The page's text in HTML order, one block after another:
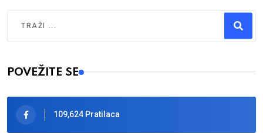
Type 2 or more characters for results.
POVEŽITE SE
109,624 Pratilaca